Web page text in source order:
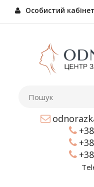
Особистий кабінет